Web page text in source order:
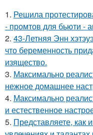
1. Решила
- промтов для бьюти -
2. 43-Летняя Энн
что беременность
изящество.
3. Максимально
нежное домашнее
4. Максимально
и естественное
5. Представляете, как